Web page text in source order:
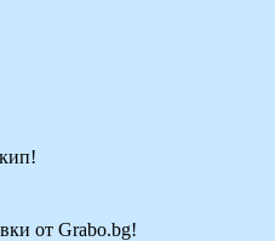
от Grabo.bg!